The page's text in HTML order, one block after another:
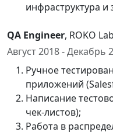
инфраструктура и
QA Engineer, ROKO
Август 2018 - Декабрь
Ручное
приложений
Написание
чек-листов);
Работа в